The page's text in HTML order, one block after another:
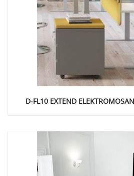
D-FL10 EXTEND